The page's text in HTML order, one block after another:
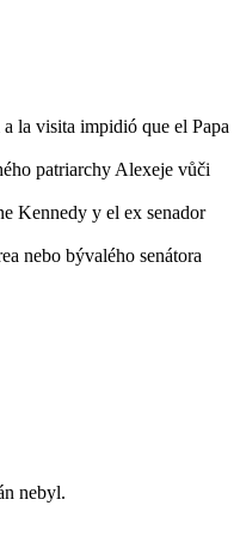
la visita impidió que el Papa
patriarchy Alexeje vůči
Kennedy y el ex senador
nebo bývalého senátora
nebyl.